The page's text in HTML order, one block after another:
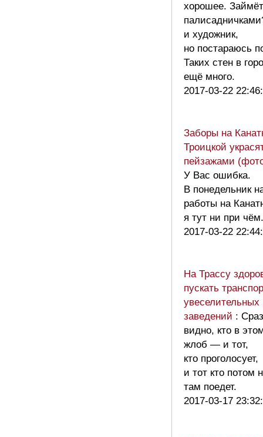
хорошее.
и художник,
но постараюсь
Таких стен в
ещё много.
2017-03-22
Заборы на
Троицкой
пейзажами
У Вас ошибка.
В понедельник
работы на
я тут ни при
2017-03-22
На Трассу
пускать
увеселительных
заведений :
видно, кто в
жлоб — и тот,
кто проголосует,
и тот кто потом
там поедет.
2017-03-17